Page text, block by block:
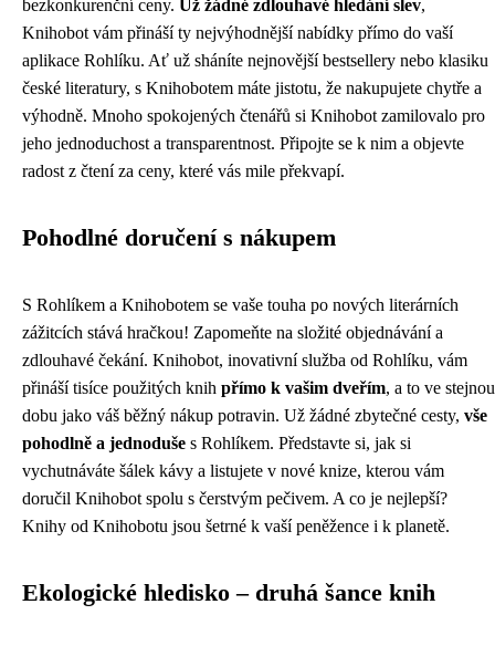
bezkonkurenční ceny. Už žádné zdlouhavé hledání slev,
Knihobot vám přináší ty nejvýhodnější nabídky přímo do vaší
aplikace Rohlíku. Ať už sháníte nejnovější bestsellery nebo klasiku
české literatury, s Knihobotem máte jistotu, že nakupujete chytře a
výhodně. Mnoho spokojených čtenářů si Knihobot zamilovalo pro
jeho jednoduchost a transparentnost. Připojte se k nim a objevte
radost z čtení za ceny, které vás mile překvapí.
Pohodlné doručení s nákupem
S Rohlíkem a Knihobotem se vaše touha po nových literárních
zážitcích stává hračkou! Zapomeňte na složité objednávání a
zdlouhavé čekání. Knihobot, inovativní služba od Rohlíku, vám
přináší tisíce použitých knih přímo k vašim dveřím, a to ve stejnou
dobu jako váš běžný nákup potravin. Už žádné zbytečné cesty, vše
pohodlně a jednoduše s Rohlíkem. Představte si, jak si
vychutnáváte šálek kávy a listujete v nové knize, kterou vám
doručil Knihobot spolu s čerstvým pečivem. A co je nejlepší?
Knihy od Knihobotu jsou šetrné k vaší peněžence i k planetě.
Ekologické hledisko – druhá šance knih